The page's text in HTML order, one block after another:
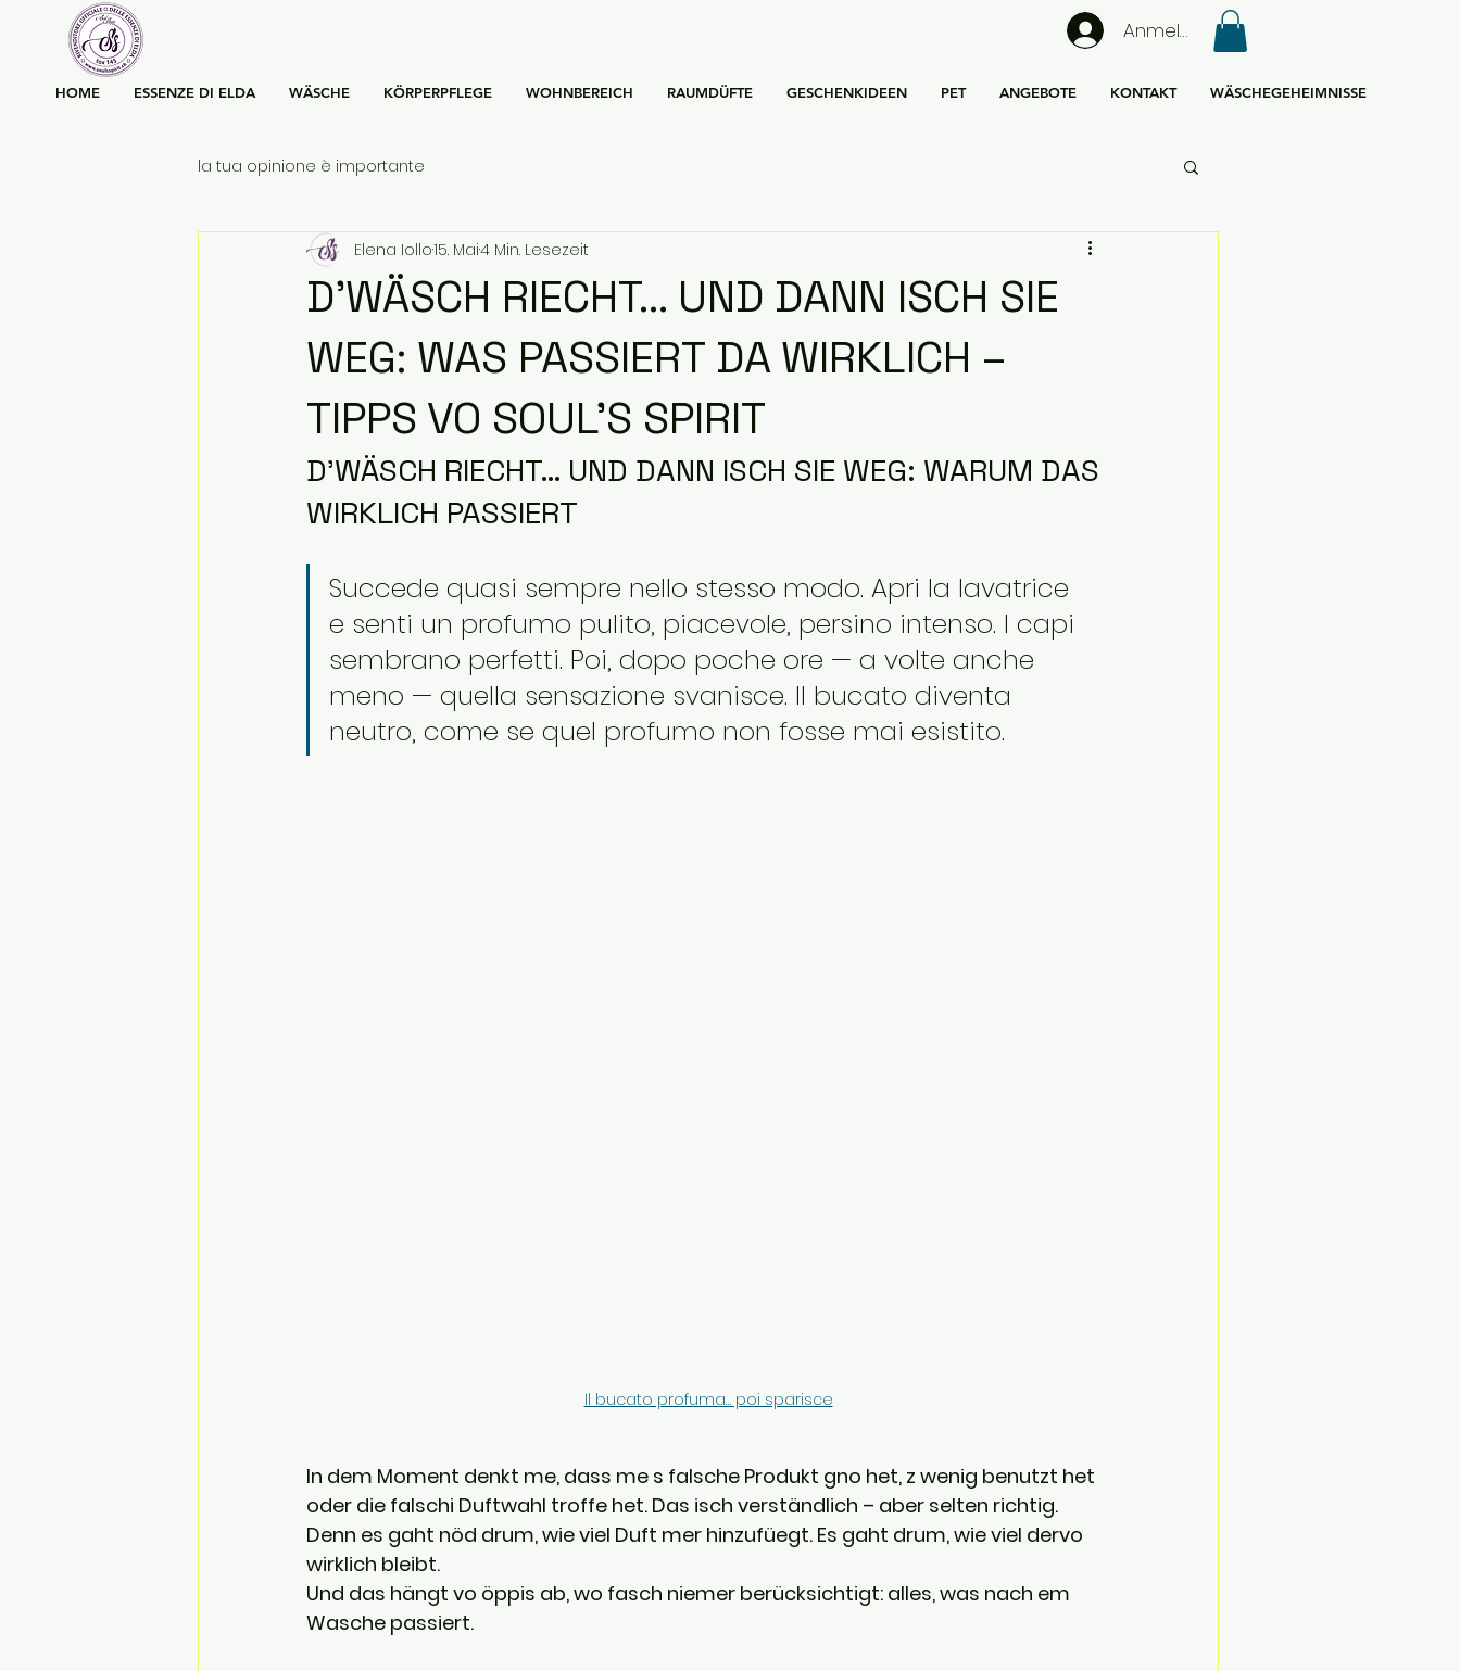
Anmelden
HOME ESSENZE DI ELDA WÄSCHE KÖRPERPFLEGE WOHNBEREICH RAUMDÜFTE GESCHENKIDEEN PET ANGEBOTE KONTAKT WÄSCHEGEHEIMNISSE
la tua opinione è importante
D’WÄSCH RIECHT… UND DANN ISCH SIE
WEG: WAS PASSIERT DA WIRKLICH –
TIPPS VO SOUL’S SPIRIT
Elena Iollo15. Mai4 Min. Lesezeit
D’WÄSCH RIECHT… UND DANN ISCH SIE WEG: WARUM DAS
WIRKLICH PASSIERT
Succede quasi sempre nello stesso modo. Apri la lavatrice
e senti un profumo pulito, piacevole, persino intenso. I capi
sembrano perfetti. Poi, dopo poche ore — a volte anche
meno — quella sensazione svanisce. Il bucato diventa
neutro, come se quel profumo non fosse mai esistito.
Il bucato profuma… poi sparisce
In dem Moment denkt me, dass me s falsche Produkt gno het, z wenig benutzt het
oder die falschi Duftwahl troffe het. Das isch verständlich – aber selten richtig.
Denn es gaht nöd drum, wie viel Duft mer hinzufüegt. Es gaht drum, wie viel dervo
wirklich bleibt.
Und das hängt vo öppis ab, wo fasch niemer berücksichtigt: alles, was nach em
Wasche passiert.